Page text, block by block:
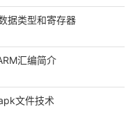
据类型和寄存器
汇编简介
文件技术